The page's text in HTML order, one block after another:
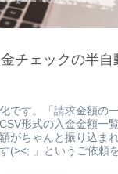
チェックの半自
です。「請求金額の一
形式の入金金額一覧
がちゃんと振り込ま
(><; 」というご依頼